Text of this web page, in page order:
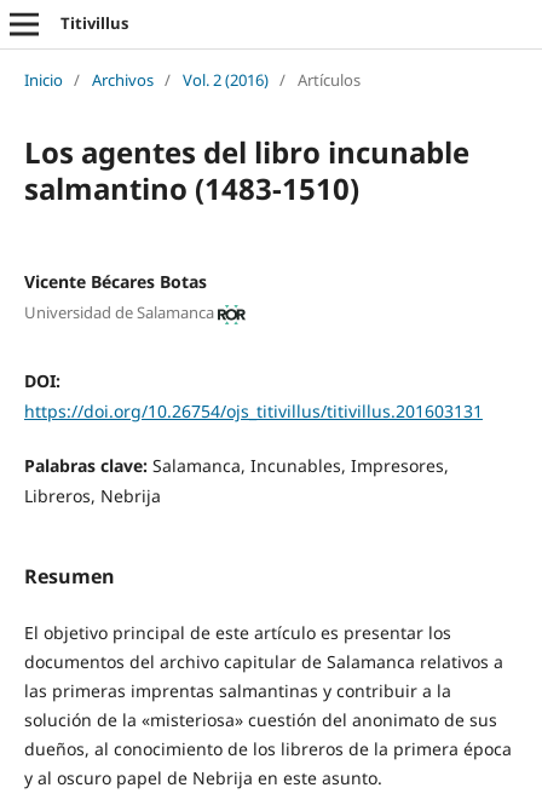
Titivillus
Inicio / Archivos / Vol. 2 (2016) / Artículos
Los agentes del libro incunable
salmantino (1483-1510)
Vicente Bécares Botas
Universidad de Salamanca
DOI:
https://doi.org/10.26754/ojs_titivillus/titivillus.201603131
Palabras clave: Salamanca, Incunables, Impresores,
Libreros, Nebrija
Resumen
El objetivo principal de este artículo es presentar los
documentos del archivo capitular de Salamanca relativos a
las primeras imprentas salmantinas y contribuir a la
solución de la «misteriosa» cuestión del anonimato de sus
dueños, al conocimiento de los libreros de la primera época
y al oscuro papel de Nebrija en este asunto.